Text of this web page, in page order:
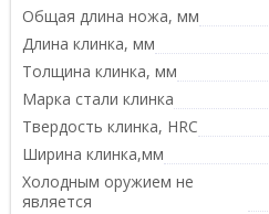
Общая длина ножа, мм
Длина клинка, мм
Толщина клинка, мм
Марка стали клинка
Твердость клинка, HRC
Ширина клинка,мм
Холодным оружием не
является